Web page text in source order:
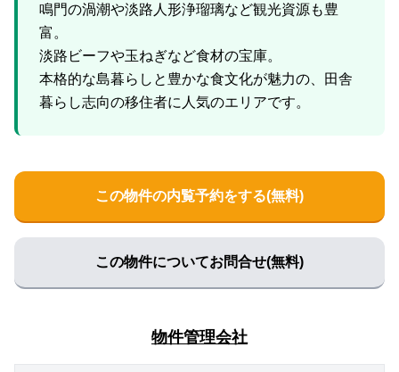
鳴門の渦潮や淡路人形浄瑠璃など観光資源も豊
富。
淡路ビーフや玉ねぎなど食材の宝庫。
本格的な島暮らしと豊かな食文化が魅力の、田舎
この物件の内覧予約をする(無料)
この物件についてお問合せ(無料)
物件管理会社